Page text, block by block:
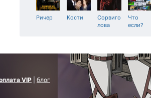
Ричер Кости
Сорвиго
лова
Что
если?
VIP
блог